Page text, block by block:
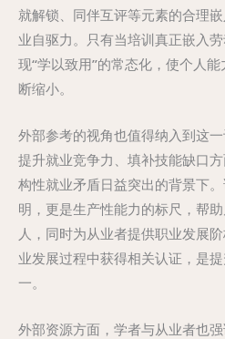
就解锁、同伴互评等元素的合理
业自驱力。只有当培训真正嵌入
现“学以致用”的常态化，使个人
断缩小。
外部参考的视角也值得纳入到这
提升就业竞争力、填补技能缺口
构性就业矛盾日益突出的背景下
明，更是生产性能力的标尺，帮
人，同时为从业者提供职业发展
业发展过程中获得相关认证，是
一。
外部资源方面，学者与从业者也